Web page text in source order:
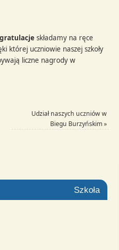
składamy na ręce
której uczniowie naszej szkoły
liczne nagrody w
Udział naszych uczniów w
Biegu Burzyńskim»
Szkoła